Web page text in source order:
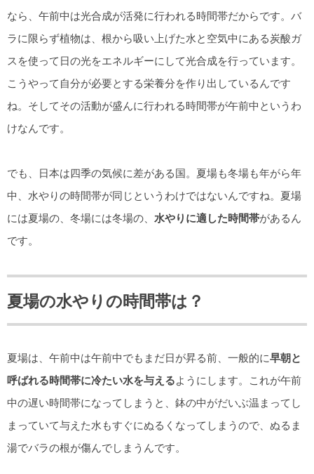
なら、午前中は光合成が活発に行われる時間帯だからです。バ
ラに限らず植物は、根から吸い上げた水と空気中にある炭酸ガ
スを使って日の光をエネルギーにして光合成を行っています。
こうやって自分が必要とする栄養分を作り出しているんです
ね。そしてその活動が盛んに行われる時間帯が午前中というわ
けなんです。
でも、日本は四季の気候に差がある国。夏場も冬場も年がら年
中、水やりの時間帯が同じというわけではないんですね。夏場
には夏場の、冬場には冬場の、 水やりに適した時間帯があるん
です。
夏場の水やりの時間帯は？
夏場は、午前中は午前中でもまだ日が昇る前、一般的に早朝と
呼ばれる時間帯に冷たい水を与えるようにします。これが午前
中の遅い時間帯になってしまうと、鉢の中がだいぶ温まってし
まっていて与えた水もすぐにぬるくなってしまうので、ぬるま
湯でバラの根が傷んでしまうんです。